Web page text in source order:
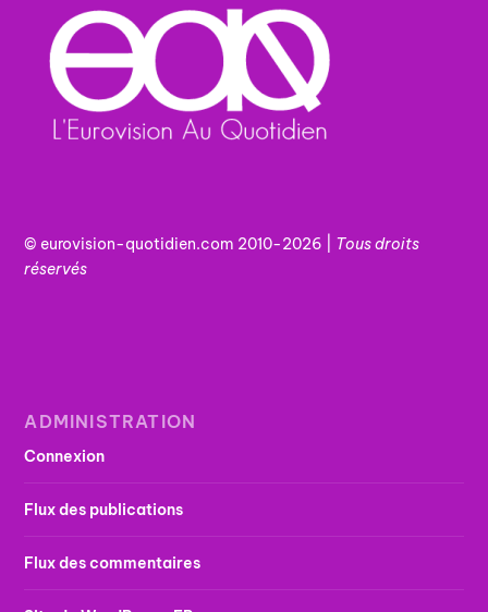
© eurovision-quotidien.com 2010-2026 | Tousdroits
réservés
ADMINISTRATION
Connexion
Flux des publications
Flux des commentaires